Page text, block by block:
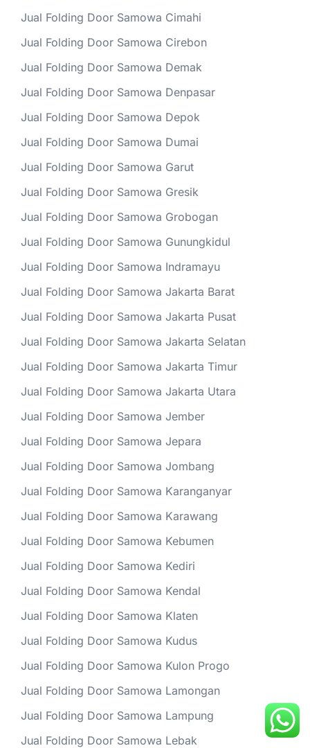
Jual Folding Door Samowa Cimahi
Jual Folding Door Samowa Cirebon
Jual Folding Door Samowa Demak
Jual Folding Door Samowa Denpasar
Jual Folding Door Samowa Depok
Jual Folding Door Samowa Dumai
Jual Folding Door Samowa Garut
Jual Folding Door Samowa Gresik
Jual Folding Door Samowa Grobogan
Jual Folding Door Samowa Gunungkidul
Jual Folding Door Samowa Indramayu
Jual Folding Door Samowa Jakarta Barat
Jual Folding Door Samowa Jakarta Pusat
Jual Folding Door Samowa Jakarta Selatan
Jual Folding Door Samowa Jakarta Timur
Jual Folding Door Samowa Jakarta Utara
Jual Folding Door Samowa Jember
Jual Folding Door Samowa Jepara
Jual Folding Door Samowa Jombang
Jual Folding Door Samowa Karanganyar
Jual Folding Door Samowa Karawang
Jual Folding Door Samowa Kebumen
Jual Folding Door Samowa Kediri
Jual Folding Door Samowa Kendal
Jual Folding Door Samowa Klaten
Jual Folding Door Samowa Kudus
Jual Folding Door Samowa Kulon Progo
Jual Folding Door Samowa Lamongan
Jual Folding Door Samowa Lampung
Jual Folding Door Samowa Lebak